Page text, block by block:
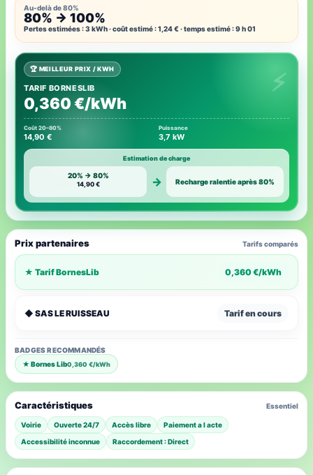
Au-delà de 80%
80% → 100%
Pertes estimées : 3 kWh · coût estimé : 1,24 € · temps estimé : 9 h 01
🏆 MEILLEUR PRIX / KWH
TARIF BORNESLIB
0,360 €/kWh
Coût 20–80%
14,90 €
Puissance
3,7 kW
Estimation de charge
20% → 80%
14,90 € → Recharge ralentie après 80%
Prix partenaires Tarifs comparés
★ Tarif BornesLib 0,360 €/kWh
◆ SAS LE RUISSEAU Tarif en cours
BADGES RECOMMANDÉS
★ Bornes Lib0,360 €/kWh
Caractéristiques Essentiel
Voirie Ouverte 24/7 Accès libre
Paiement a l acte
Accessibilité inconnue
Raccordement : Direct